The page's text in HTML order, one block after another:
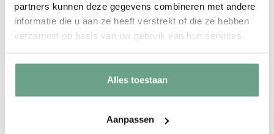
partners kunnen deze gegevens combineren met andere
informatie die u aan ze heeft verstrekt of die ze hebben
verzameld op basis van uw gebruik van hun services.
Alles toestaan
Aanpassen
📌 Wil je het hele re-integratieproces zien
in één overzichtelijk afbeelding?
Bekijk de complete tijdlijn met alle stappen,
sporen en veelgestelde vragen op onze